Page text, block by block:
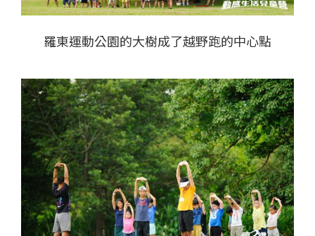
羅東運動公園的大樹成了越野跑的中心點